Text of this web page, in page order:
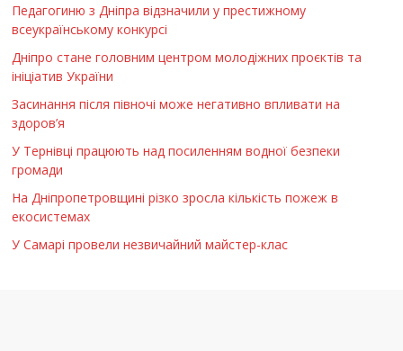
Педагогиню з Дніпра відзначили у престижному
всеукраїнському конкурсі
Дніпро стане головним центром молодіжних проєктів та
ініціатив України
Засинання після півночі може негативно впливати на
здоров’я
У Тернівці працюють над посиленням водної безпеки
громади
На Дніпропетровщині різко зросла кількість пожеж в
екосистемах
У Самарі провели незвичайний майстер-клас